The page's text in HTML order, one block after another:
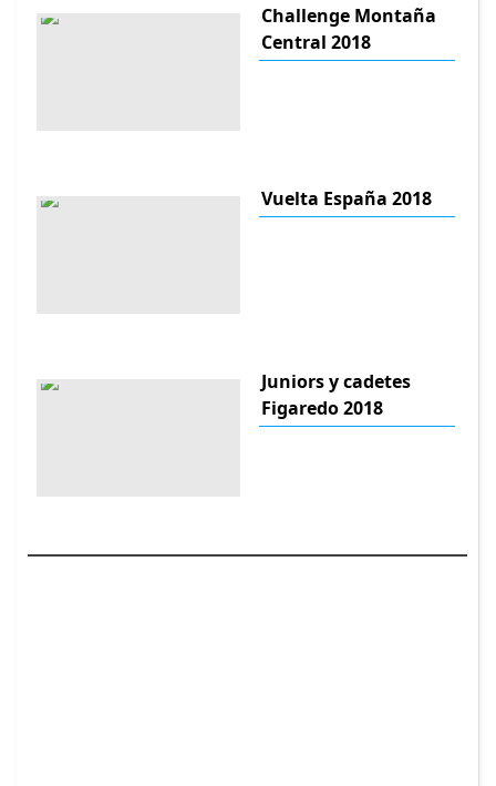
Challenge Montaña
Central 2018
Vuelta España 2018
Juniors y cadetes
Figaredo 2018